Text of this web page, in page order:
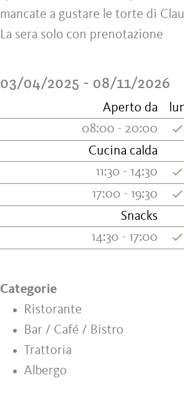
mancate a gustare le torte di
La sera solo con prenotazione
03/04/2025 - 08/11/2026
Aperto da
08:00 - 20:00
Cucina calda
11:30 - 14:30
17:00 - 19:30
Snacks
14:30 - 17:00
Categorie
Ristorante
Bar / Café / Bistro
Trattoria
Albergo